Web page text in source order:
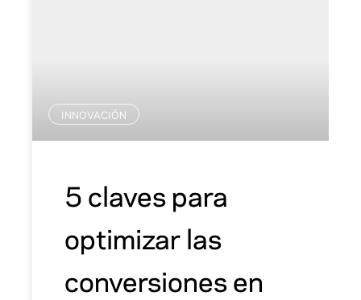
INNOVACIÓN
5 claves para
optimizar las
conversiones en